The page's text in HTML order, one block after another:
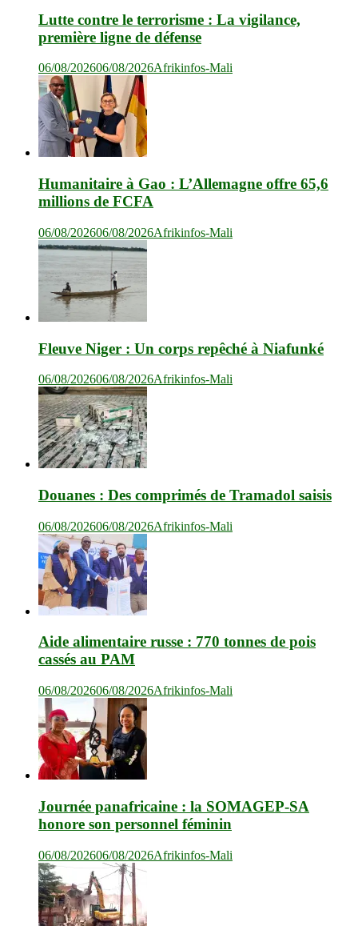
Lutte contre le terrorisme : La vigilance,
première ligne de défense
06/08/202606/08/2026Afrikinfos-Mali
Humanitaire à Gao : L’Allemagne offre 65,6
millions de FCFA
06/08/202606/08/2026Afrikinfos-Mali
Fleuve Niger : Un corps repêché à Niafunké
06/08/202606/08/2026Afrikinfos-Mali
Douanes : Des comprimés de Tramadol saisis
06/08/202606/08/2026Afrikinfos-Mali
Aide alimentaire russe : 770 tonnes de pois
cassés au PAM
06/08/202606/08/2026Afrikinfos-Mali
Journée panafricaine : la SOMAGEP-SA
honore son personnel féminin
06/08/202606/08/2026Afrikinfos-Mali